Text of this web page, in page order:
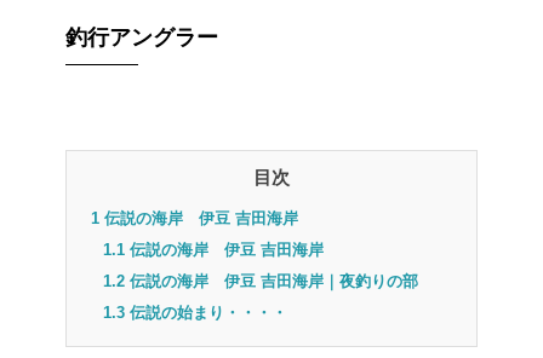
釣行アングラー
目次
1 伝説の海岸 伊豆 吉田海岸
1.1 伝説の海岸 伊豆 吉田海岸
1.2 伝説の海岸 伊豆 吉田海岸｜夜釣りの部
1.3 伝説の始まり・・・・